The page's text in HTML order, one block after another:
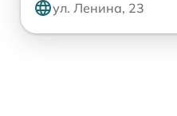
ул. Ленина, 23